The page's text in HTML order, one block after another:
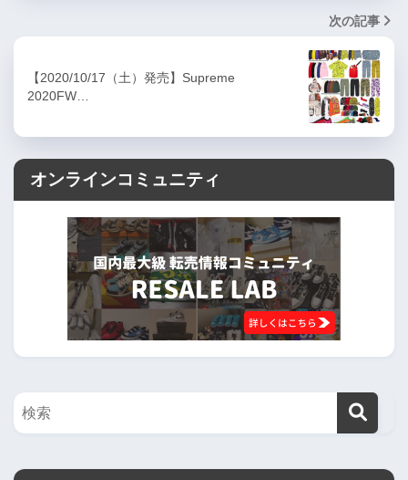
次の記事
【2020/10/17（土）発売】Supreme
2020FW…
オンラインコミュニティ